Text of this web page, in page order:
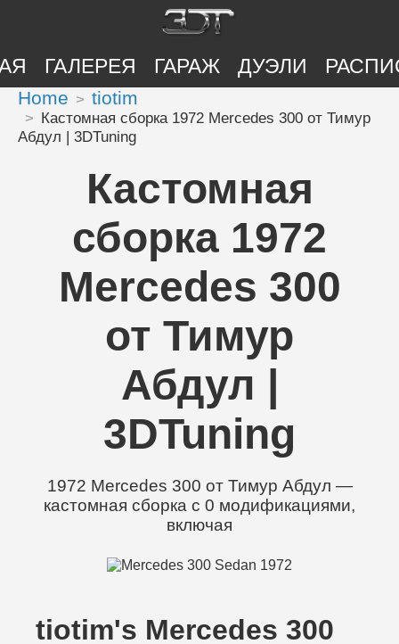
ГАЛЕРЕЯ ГАРАЖ ДУЭЛИ
Home tiotim
Кастомная сборка 1972 Mercedes 300 от Тимур
Абдул | 3DTuning
Кастомная
сборка 1972
Mercedes 300
от Тимур
Абдул |
3DTuning
1972 Mercedes 300 от Тимур Абдул —
кастомная сборка с 0 модификациями,
включая
tiotim's Mercedes 300